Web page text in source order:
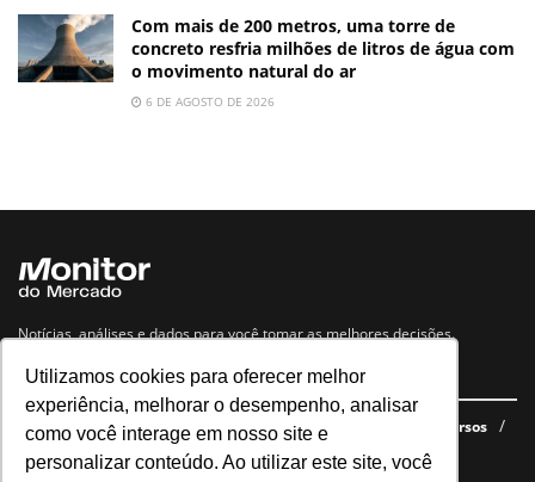
Utilizamos cookies para oferecer melhor
experiência, melhorar o desempenho, analisar
como você interage em nosso site e
personalizar conteúdo. Ao utilizar este site, você
Com mais de 200 metros, uma torre de
concreto resfria milhões de litros de água com
o movimento natural do ar
6 DE AGOSTO DE 2026
Notícias, análises e dados para você tomar as melhores decisões.
Navegue no site
Últimas notícias Quem somos E-books gratuitos
Cursos
Política de privacidade